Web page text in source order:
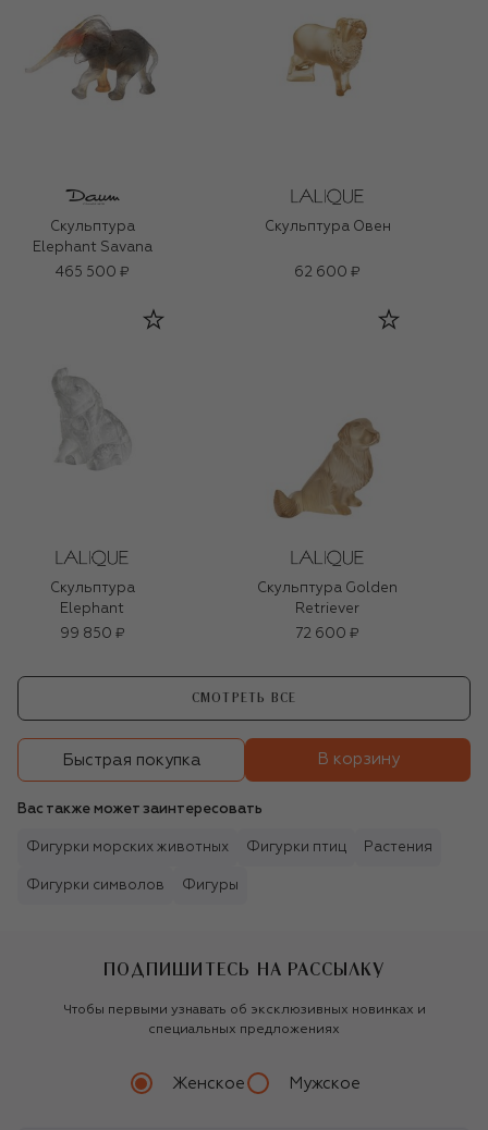
Скульптура
Elephant Savana
465 500 ₽
Скульптура Овен
62 600 ₽
Скульптура
Elephant
99 850 ₽
Скульптура Golden
Retriever
72 600 ₽
СМОТРЕТЬ ВСЕ
Быстрая покупка В корзину
Вас также может заинтересовать
Фигурки морских животных Фигурки птиц Растения
Фигурки символов Фигуры
ПОДПИШИТЕСЬ НА РАССЫЛКУ
Чтобы первыми узнавать об эксклюзивных новинках и
специальных предложениях
Женское Мужское